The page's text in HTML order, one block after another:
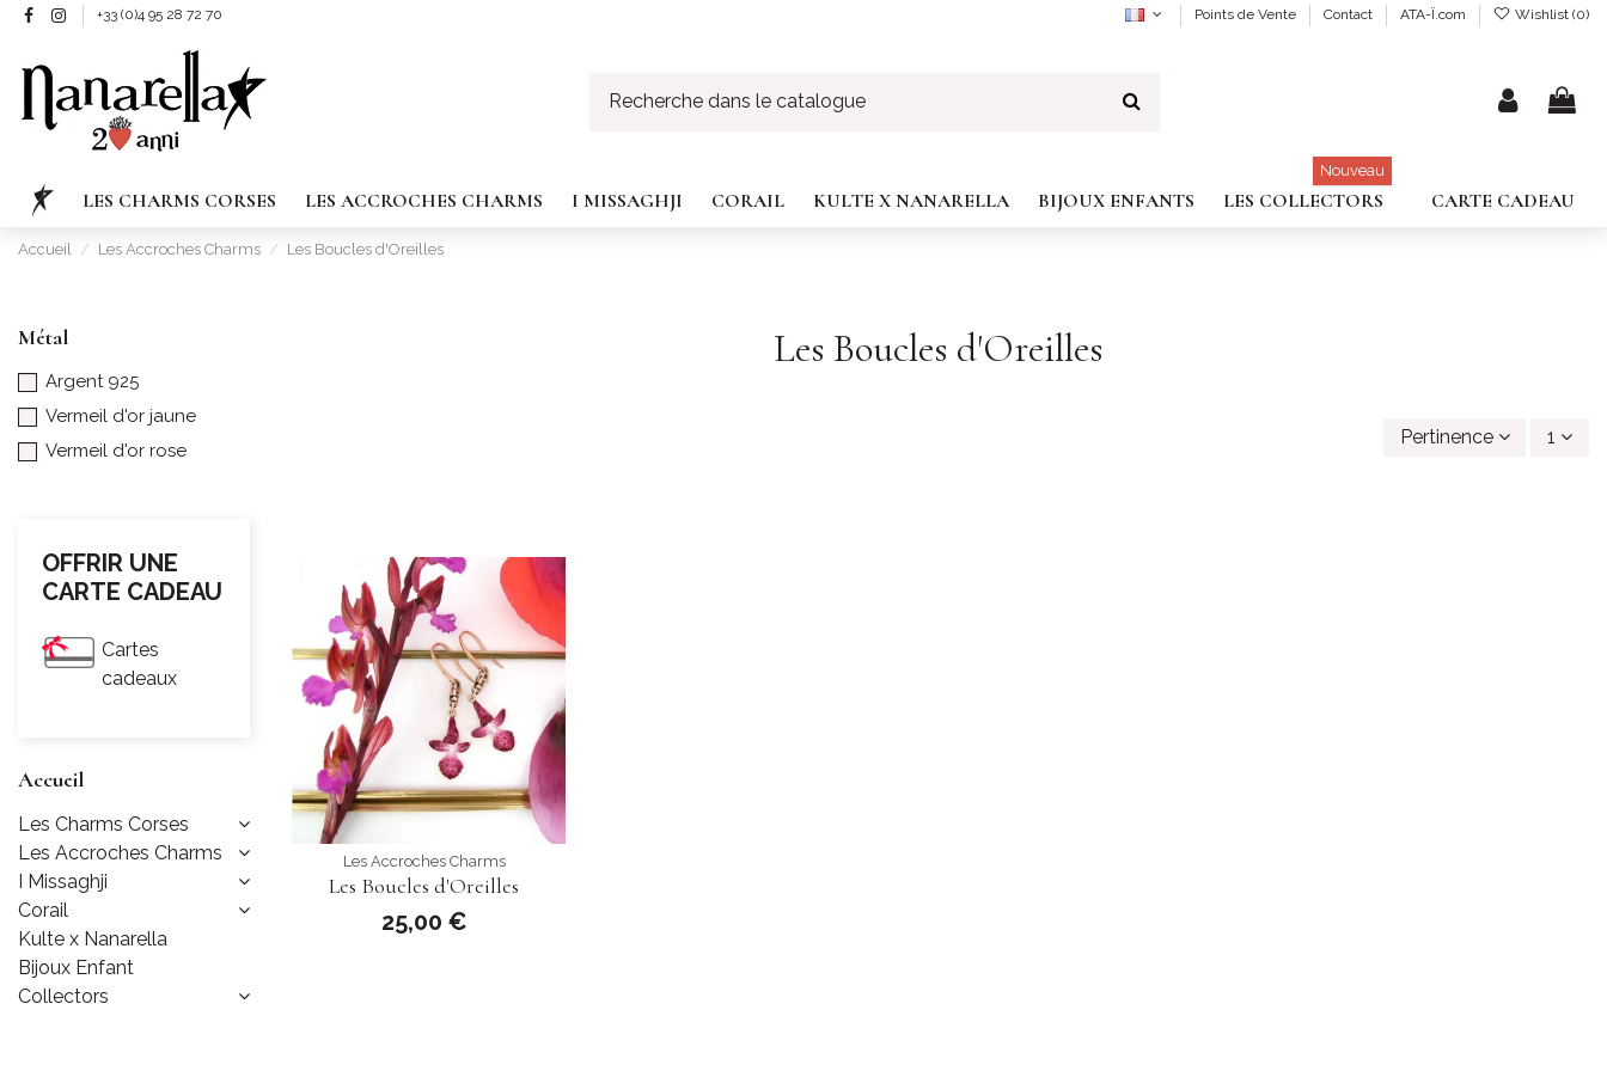
+33 (0)4 95 28 72 70 Points de Vente Contact ATA-Ï.com Wishlist (0)
LES CHARMS CORSES LES ACCROCHES CHARMS I MISSAGHJI CORAIL KULTE X NANARELLA BIJOUX ENFANTS CARTE CADEAU
LES COLLECTORS
Nouveau
Accueil Les Accroches Charms Les Boucles d'Oreilles
Les Boucles d'Oreilles
Pertinence 1
Les Accroches Charms
Les Boucles d'Oreilles
25,00 €
Métal
Argent 925
Vermeil d'or jaune
Vermeil d'or rose
OFFRIR UNE
CARTE CADEAU
Cartes
cadeaux
Accueil
Les Charms Corses
Les Accroches Charms
I Missaghji
Corail
Kulte x Nanarella
Bijoux Enfant
Collectors